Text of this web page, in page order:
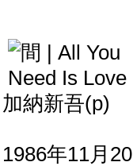
加納新吾(p)
1986年11月